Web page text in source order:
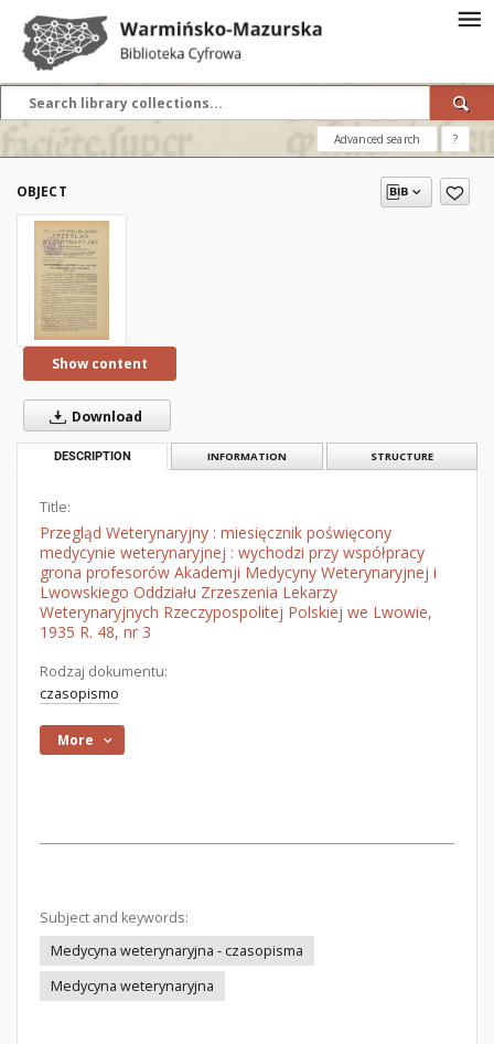
Advanced search ?
OBJECT
Show content
Download
DESCRIPTION INFORMATION STRUCTURE
Title:
Przegląd Weterynaryjny : miesięcznik poświęcony
medycynie weterynaryjnej : wychodzi przy współpracy
grona profesorów Akademji Medycyny Weterynaryjnej i
Lwowskiego Oddziału Zrzeszenia Lekarzy
Weterynaryjnych Rzeczypospolitej Polskiej we Lwowie,
1935 R. 48, nr 3
Rodzaj dokumentu:
czasopismo
More
Subject and keywords:
Medycyna weterynaryjna - czasopisma
Medycyna weterynaryjna